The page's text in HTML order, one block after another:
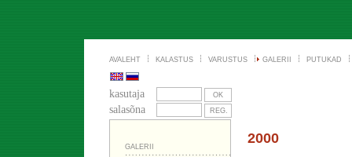
AVALEHT KALASTUS VARUSTUS GALERII PUTUKAD
kasutaja
salasõna
GALERII
2000